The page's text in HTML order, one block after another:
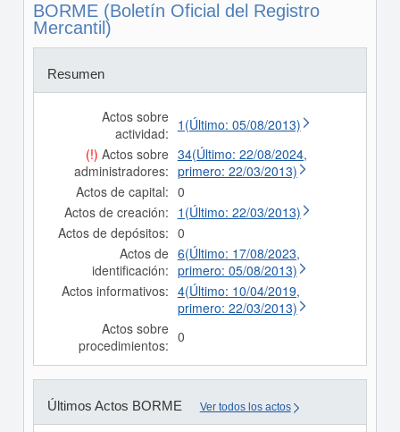
BORME (Boletín Oficial del Registro
Mercantil)
Resumen
Actos sobre
actividad: 1(Último: 05/08/2013)
(!) Actos sobre
administradores:
34(Último: 22/08/2024,
primero: 22/03/2013)
Actos de capital: 0
Actos de creación: 1(Último: 22/03/2013)
Actos de depósitos: 0
Actos de
identificación:
6(Último: 17/08/2023,
primero: 05/08/2013)
Actos informativos: 4(Último: 10/04/2019,
primero: 22/03/2013)
Actos sobre
procedimientos: 0
Últimos Actos BORME Ver todos los actos